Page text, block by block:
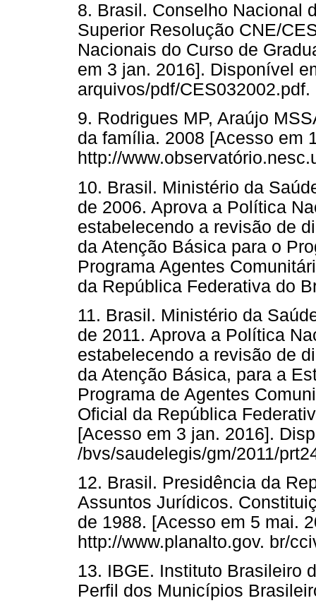
8. Brasil. Conselho Nacional
Superior Resolução CNE/
Nacionais do Curso de
em 3 jan. 2016]. Disponível
arquivos/pdf/CES032002.pdf.
9. Rodrigues MP, Araújo
da família. 2008 [Acesso em
http://
10. Brasil. Ministério da
de 2006. Aprova a Política
estabelecendo a revisão de
da Atenção Básica para o
Programa Agentes
da República Federativa do
11. Brasil. Ministério da
de 2011. Aprova a Política
estabelecendo a revisão de
da Atenção Básica, para a
Programa de Agentes
Oficial da República
[Acesso em 3 jan. 2016].
/bvs/saudelegis/gm/2011/
12. Brasil. Presidência da
Assuntos Jurídicos.
de 1988. [Acesso em 5 mai.
http://www.planalto.gov. br/
13. IBGE. Instituto Brasileiro
Perfil dos Municípios